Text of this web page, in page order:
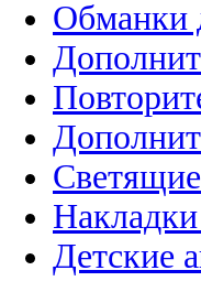
Обманки
Детские